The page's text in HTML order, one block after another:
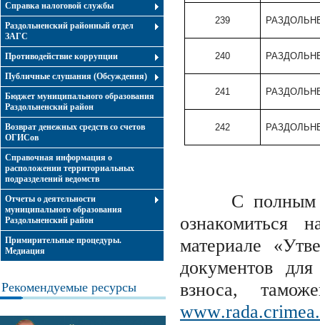
Справка налоговой службы
Раздольненский районный отдел
ЗАГС
Противодействие коррупции
Публичные слушания (Обсуждения)
Бюджет муниципального образования
Раздольненский район
Возврат денежных средств со счетов
ОГИСов
Справочная информация о
расположении территориальных
подразделений ведомств
Отчеты о деятельности
муниципального образования
Раздольненский район
Примирительные процедуры.
Медиация
Рекомендуемые ресурсы
239
240
241
242
С полным
ознакомиться
материале
документов
взноса,
www.rada.crimea.